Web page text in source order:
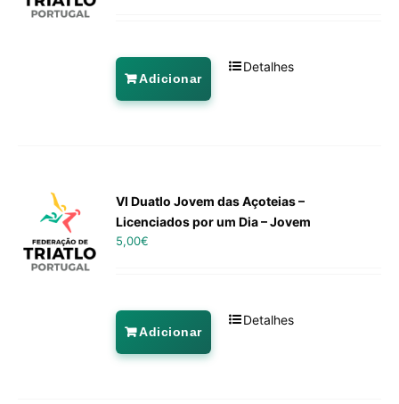
Adicionar
Detalhes
VI Duatlo Jovem das Açoteias –
Licenciados por um Dia – Jovem
5,00€
Adicionar
Detalhes